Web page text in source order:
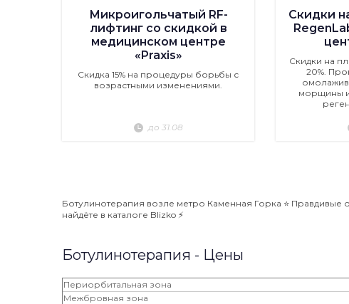
Микроигольчатый RF-
лифтинг со скидкой в
медицинском центре
«Praxis»
Скидка 15% на процедуры борьбы с
возрастными изменениями.
до 31.08
Скидки
Скидки на
20%.
морщины
Ботулинотерапия возле метро Каменная Горка ⭐️
найдёте в каталоге Blizko ⚡️
Ботулинотерапия - Цены
Периорбитальная зона
Межбровная зона